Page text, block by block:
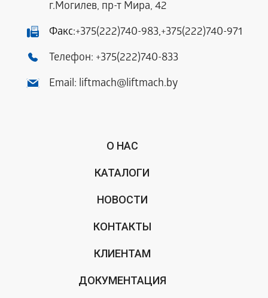
г.Могилев, пр-т Мира, 42
Факс:+375(222)740-983,+375(222)740-971
Телефон: +375(222)740-833
Email: liftmach@liftmach.by
О НАС
КАТАЛОГИ
НОВОСТИ
КОНТАКТЫ
КЛИЕНТАМ
ДОКУМЕНТАЦИЯ